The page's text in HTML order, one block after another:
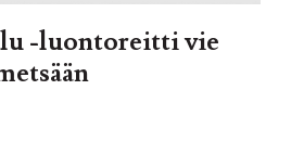
-luontoreitti vie